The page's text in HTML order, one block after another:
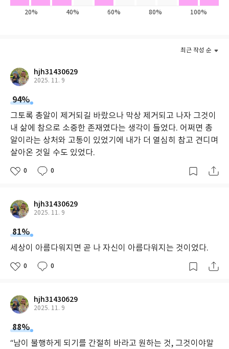
는 화두다. 그리고 각 작품들의 말미에 이르러 찾아오는 깨달음과 감
으며 존재하고 있기에 살아가야 할 이유 또한 명백한 것이다.
갖가지 현실의 어려움으로 인해 힘든 나날을 보내고 있는 이들과,
아직 꽃을 피우지 못한 채 웅크리고 있는 청춘들에게 『산산조각』
은 지금의 나 자신과 내가 머물러 있는 삶을 보다 깊은 시선으로 바
라볼 수 있는 지혜를 선물한다. 그렇게 발견한 내 존재의 가치를 향
한 깨달음은 삶의 여정을 이어가는 크나큰 힘이 될 것이다.
“우화소설이라는 그릇에 담을 때 시가 소설로 재탄생될 수 있는 가
야기를 우화소설의 그릇에 담을 때 보다 자유스러운 창작의 상상력
20% 40% 60% 80% 100%
최근 작성 순
hjh31430629
2025. 11. 9
94%
그토록 총알이 제거되길 바랐으나 막상 제거되고 나자 그것이
내 삶에 참으로 소중한 존재였다는 생각이 들었다. 어쩌면 총
알이라는 상처와 고통이 있었기에 내가 더 열심히 참고 견디며
살아온 것일 수도 있었다.
0 0
hjh31430629
2025. 11. 9
81%
세상이 아름다워지면 곧 나 자신이 아름다워지는 것이었다.
0 0
hjh31430629
2025. 11. 9
88%
“남이 불행하게 되기를 간절히 바라고 원하는 것, 그것이야말